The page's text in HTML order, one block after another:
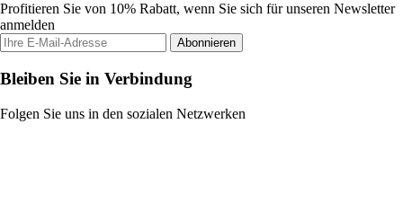
Profitieren Sie von 10% Rabatt, wenn Sie sich für unseren Newsletter
anmelden
Abonnieren
Bleiben Sie in Verbindung
Folgen Sie uns in den sozialen Netzwerken